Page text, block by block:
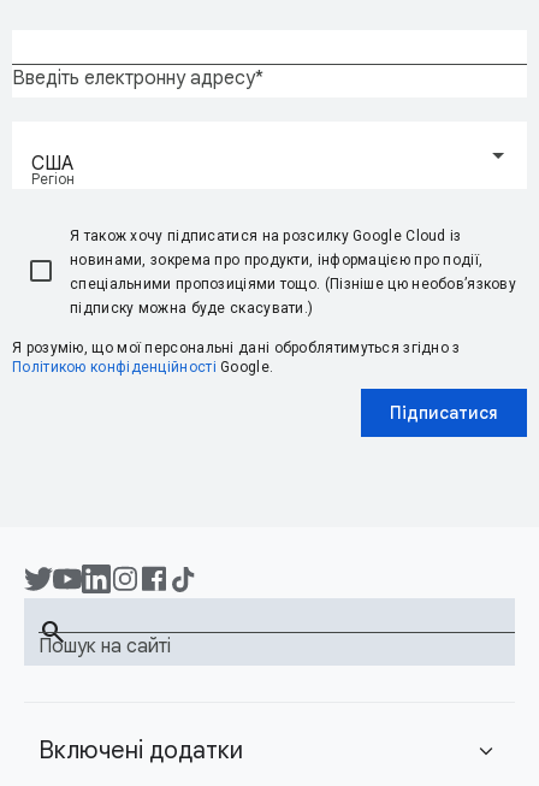
Введіть електронну адресу
Регіон
США
Я також хочу підписатися на розсилку Google Cloud із
новинами, зокрема про продукти, інформацією про події,
спеціальними пропозиціями тощо. (Пізніше цю необов’язкову
підписку можна буде скасувати.)
Я розумію, що мої персональні дані оброблятимуться згідно з
Політикою конфіденційності Google.
Підписатися
Пошук на сайті
search
Включені додатки expand_more